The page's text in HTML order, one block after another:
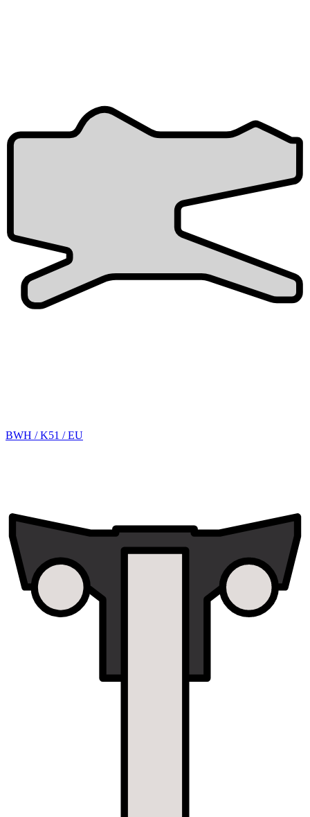
BWH / K51 / EU